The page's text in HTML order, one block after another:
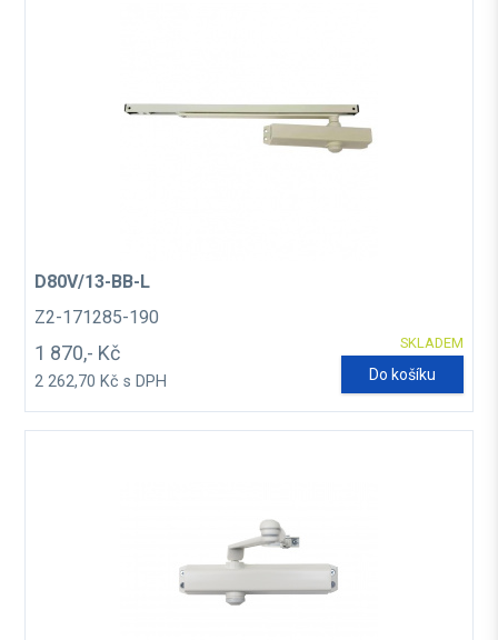
D80V/13-BB-L
Z2-171285-190
SKLADEM
1 870,- Kč
2 262,70 Kč s DPH Do košíku